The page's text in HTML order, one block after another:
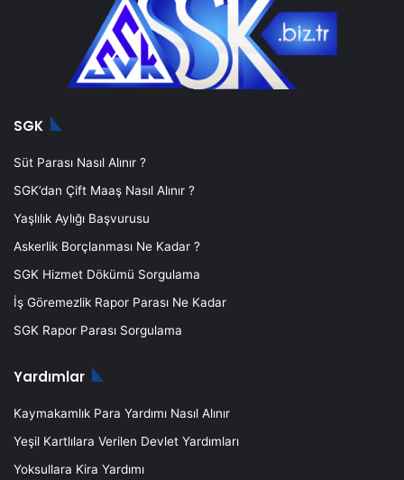
SGK
Süt Parası Nasıl Alınır ?
SGK’dan Çift Maaş Nasıl Alınır ?
Yaşlılık Aylığı Başvurusu
Askerlik Borçlanması Ne Kadar ?
SGK Hizmet Dökümü Sorgulama
İş Göremezlik Rapor Parası Ne Kadar
SGK Rapor Parası Sorgulama
Yardımlar
Kaymakamlık Para Yardımı Nasıl Alınır
Yeşil Kartlılara Verilen Devlet Yardımları
Yoksullara Kira Yardımı